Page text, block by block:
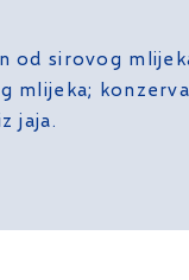
od sirovog
mlijeka;
jaja.